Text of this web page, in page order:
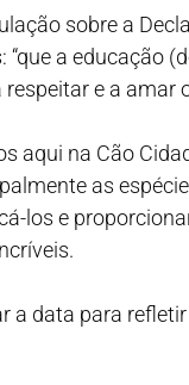
sobre a
a educação
e a amar
aqui na Cão
as
los e
a data para